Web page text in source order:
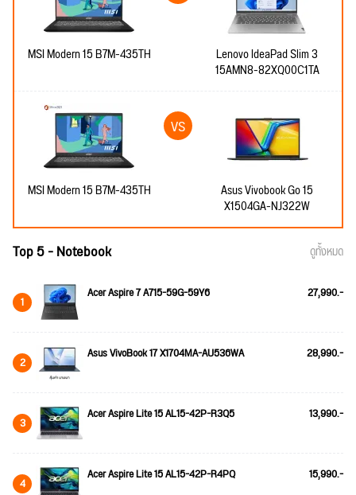
MSI Modern 15 B7M-435TH Lenovo IdeaPad Slim 3
15AMN8-82XQ00C1TA
MSI Modern 15 B7M-435TH Asus Vivobook Go 15
X1504GA-NJ322W
Top 5 - Notebook ดูทั้งหมด
1 Acer Aspire 7 A715-59G-59Y6 27,990.-
2 Asus VivoBook 17 X1704MA-AU536WA 28,990.-
3 Acer Aspire Lite 15 AL15-42P-R3Q5 13,990.-
4 Acer Aspire Lite 15 AL15-42P-R4PQ 15,990.-